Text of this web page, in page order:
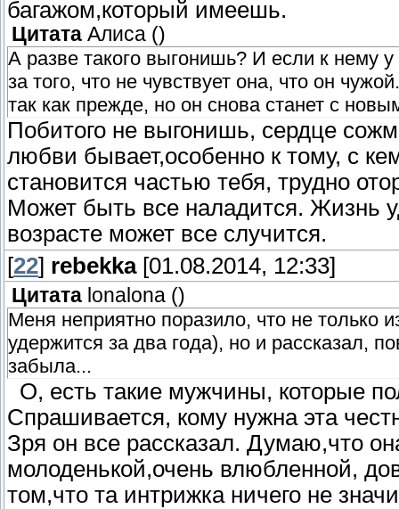
багажом,который имеешь.
Цитата Алиса ()
А разве такого выгонишь? И если к нему
за того, что не чувствует она, что он
так как прежде, но он снова станет с
Побитого не выгонишь, сердце
любви бывает,особенно к тому, с
становится частью тебя, трудно
Может быть все наладится. Жизнь
возрасте может все случится.
[22] rebekka[01.08.2014, 12:33]
Цитата lonalona ()
Меня неприятно поразило, что не только
удержится за два года), но и рассказал,
забыла...
О, есть такие мужчины, которые
Спрашивается, кому нужна эта
Зря он все рассказал. Думаю,что
молоденькой,очень влюбленной,
том,что та интрижка ничего не